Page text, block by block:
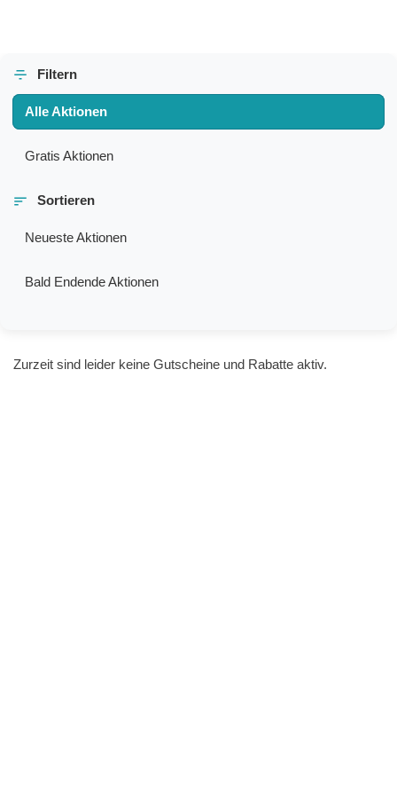
Filtern
Alle Aktionen
Gratis Aktionen
Sortieren
Neueste Aktionen
Bald Endende Aktionen
Zurzeit sind leider keine Gutscheine und Rabatte aktiv.